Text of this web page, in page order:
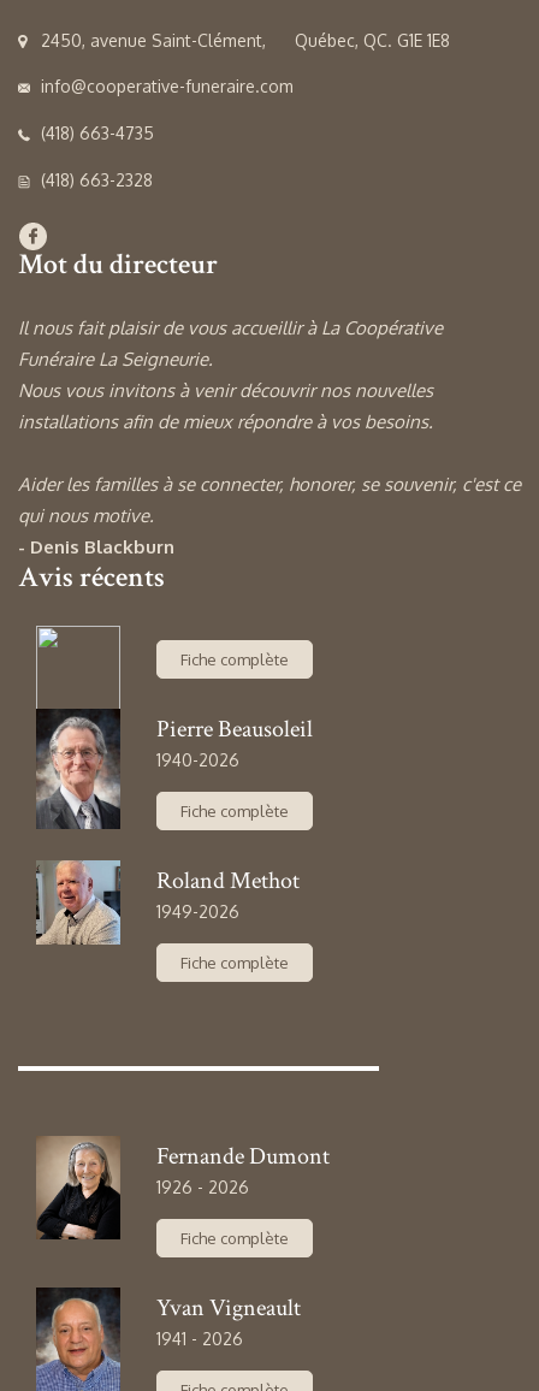
2450, avenue Saint-Clément, Québec, QC. G1E 1E8
info@cooperative-funeraire.com
(418) 663-4735
(418) 663-2328
Mot du directeur
Il nous fait plaisir de vous accueillir à La Coopérative
Funéraire La Seigneurie.
Nous vous invitons à venir découvrir nos nouvelles
installations afin de mieux répondre à vos besoins.
Aider les familles à se connecter, honorer, se souvenir, c'est ce
qui nous motive.
- Denis Blackburn
Avis récents